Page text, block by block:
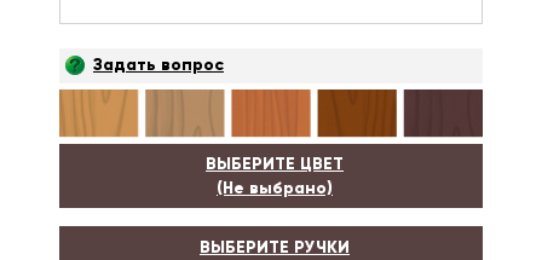
Задать вопрос
ВЫБЕРИТЕ ЦВЕТ
(Не выбрано)
ВЫБЕРИТЕ РУЧКИ